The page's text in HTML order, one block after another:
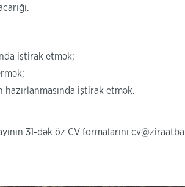
iştirak etmək;
iştirak etmək.
31-dək öz CV formalarını